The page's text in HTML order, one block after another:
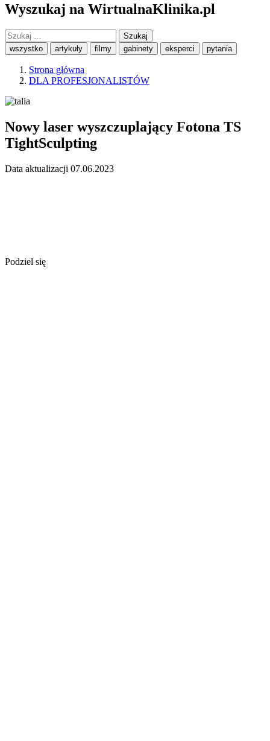
Wyszukaj na WirtualnaKlinika.pl
Szukaj:
wszystko artykuły filmy gabinety eksperci pytania
Strona główna
DLA PROFESJONALISTÓW
Nowy laser wyszczuplający Fotona TS
TightSculpting
Data aktualizacji 07.06.2023
Podziel się